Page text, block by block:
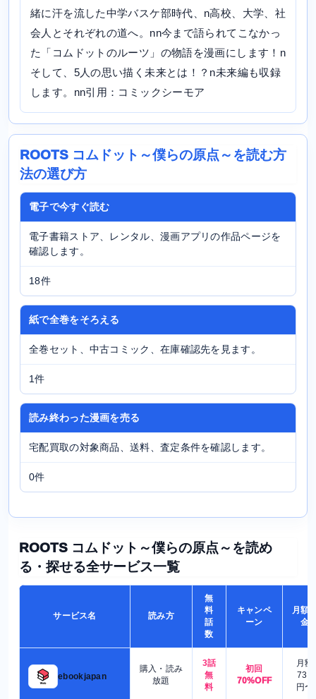
緒に汗を流した中学バスケ部時代、n高校、大学、社
会人とそれぞれの道へ。nn今まで語られてこなかっ
た「コムドットのルーツ」の物語を漫画にします！n
そして、5人の思い描く未来とは！？n未来編も収録
します。nn引用：コミックシーモア
ROOTS コムドット～僕らの原点～を読む方
法の選び方
電子で今すぐ読む
電子書籍ストア、レンタル、漫画アプリの作品ページを
確認します。
18件
紙で全巻をそろえる
全巻セット、中古コミック、在庫確認先を見ます。
1件
読み終わった漫画を売る
宅配買取の対象商品、送料、査定条件を確認します。
0件
ROOTS コムドット～僕らの原点～を読め
る・探せる全サービス一覧
サービス名 読み方
無
料
話
数
キャンペ
ーン
月額
金
ebookjapan
購入・読み
放題
3話
無
料
初回
70%OFF
月額
730
円〜